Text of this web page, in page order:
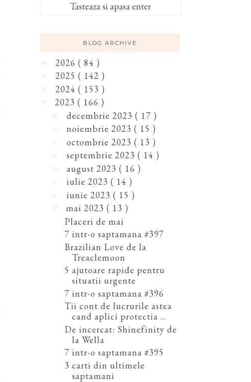
BLOG ARCHIVE
2026 ( 84 )
2025 ( 142 )
2024 ( 153 )
2023 ( 166 )
decembrie 2023 ( 17 )
noiembrie 2023 ( 15 )
octombrie 2023 ( 13 )
septembrie 2023 ( 14 )
august 2023 ( 16 )
iulie 2023 ( 14 )
iunie 2023 ( 15 )
mai 2023 ( 13 )
Placeri de mai
7 intr-o saptamana #397
Brazilian Love de la
Treaclemoon
5 ajutoare rapide pentru
situatii urgente
7 intr-o saptamana #396
Tii cont de lucrurile astea
cand aplici protectia ...
De incercat: Shinefinity de
la Wella
7 intr-o saptamana #395
3 carti din ultimele
saptamani